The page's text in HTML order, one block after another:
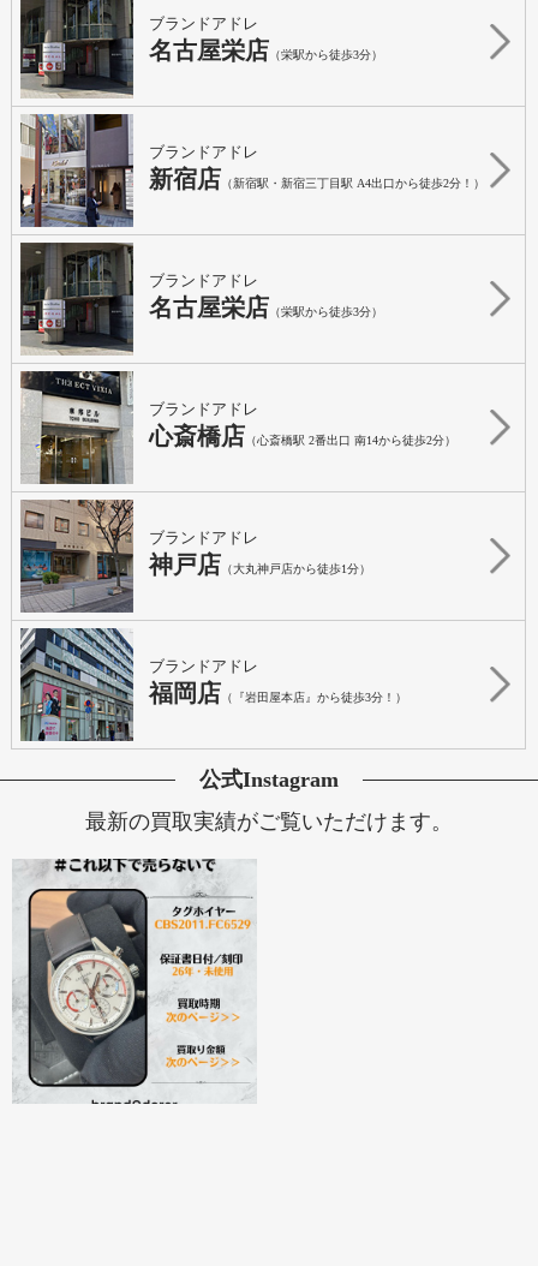
ブランドアドレ
名古屋栄店 （栄駅から徒歩3分）
ブランドアドレ
新宿店 （新宿駅・新宿三丁目駅 A4出口から徒歩2分！）
ブランドアドレ
名古屋栄店 （栄駅から徒歩3分）
ブランドアドレ
心斎橋店 （心斎橋駅 2番出口 南14から徒歩2分）
ブランドアドレ
神戸店 （大丸神戸店から徒歩1分）
ブランドアドレ
福岡店 （『岩田屋本店』から徒歩3分！）
公式Instagram
最新の買取実績がご覧いただけます。